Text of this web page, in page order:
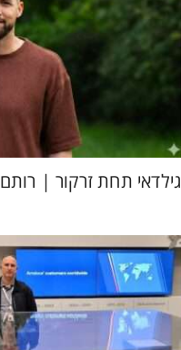
גילדאי תחת זרקור |